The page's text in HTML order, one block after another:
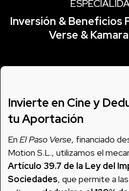
Inversión & Beneficios
Verse &
Invierte en Cine y
tu Aportación
En El Paso Verse, financiado
Motion S.L., utilizamos el
Artículo 39.7 de la Ley del
Sociedades, que permite a